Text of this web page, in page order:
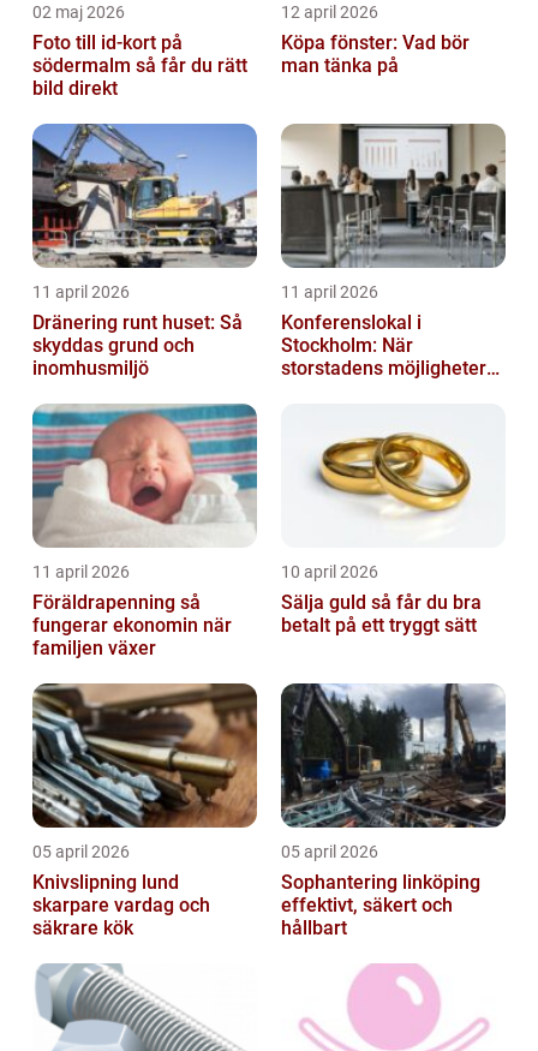
02 maj 2026
Foto till id-kort på
södermalm så får du rätt
bild direkt
12 april 2026
Köpa fönster: Vad bör
man tänka på
11 april 2026
Dränering runt huset: Så
skyddas grund och
inomhusmiljö
11 april 2026
Konferenslokal i
Stockholm: När
storstadens möjligheter
11 april 2026
Föräldrapenning så
fungerar ekonomin när
familjen växer
10 april 2026
Sälja guld så får du bra
betalt på ett tryggt sätt
05 april 2026
Knivslipning lund
skarpare vardag och
säkrare kök
05 april 2026
Sophantering linköping
effektivt, säkert och
hållbart